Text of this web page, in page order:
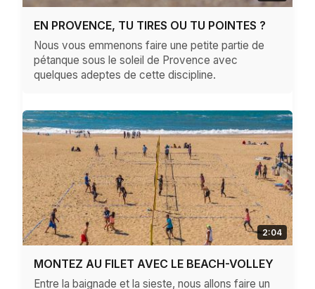
EN PROVENCE, TU TIRES OU TU POINTES ?
Nous vous emmenons faire une petite partie de
pétanque sous le soleil de Provence avec
quelques adeptes de cette discipline.
2:04
MONTEZ AU FILET AVEC LE BEACH-VOLLEY
Entre la baignade et la sieste, nous allons faire un